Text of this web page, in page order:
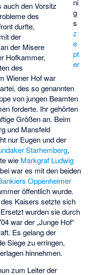
ni
g
s
z
e
pt
er
auch den Vorsitz
des
durfte,
der
der Misere
Hofkammer,
des
Wiener Hof war
des so genannten
von jungen Beamten
forderte. Ihr gehörten
Größen an. Beim
und Mansfeld
nur Eugen und der
Starhemberg,
wie Markgraf Ludwig
war es mit den beiden
Oppenheimer
öffentlich wurde.
Kaisers setzte sich
wurden sie durch
war der „Junge Hof“
Es gelang der
Siege zu erringen,
hinnehmen.
zum Leiter der